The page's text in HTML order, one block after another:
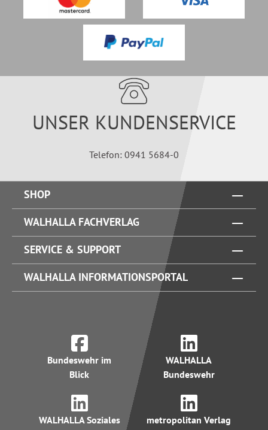
UNSER KUNDENSERVICE
Telefon: 0941 5684-0
SHOP
WALHALLA FACHVERLAG
SERVICE & SUPPORT
WALHALLA INFORMATIONSPORTAL
Bundeswehr im
Blick
WALHALLA
Bundeswehr
WALHALLA Soziales metropolitan Verlag